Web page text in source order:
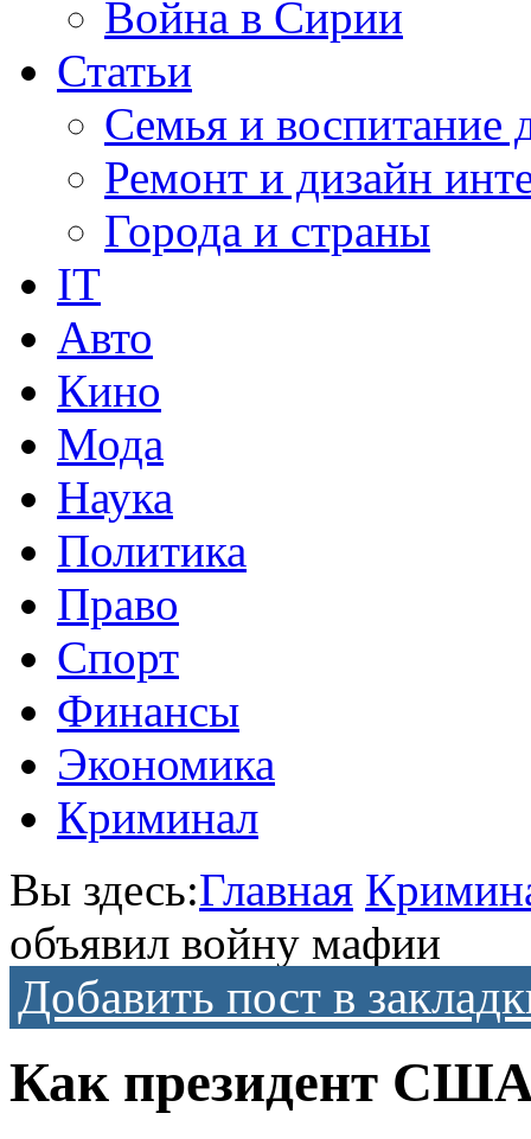
Война в Сирии
Статьи
Семья и воспитание
Ремонт и дизайн
Города и страны
IT
Авто
Кино
Мода
Наука
Политика
Право
Спорт
Финансы
Экономика
Криминал
Вы здесь:Главная
объявил войну мафии
Добавить пост в
Как президент